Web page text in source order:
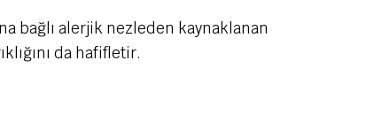
bağlı alerjik nezleden kaynaklanan
da hafifletir.